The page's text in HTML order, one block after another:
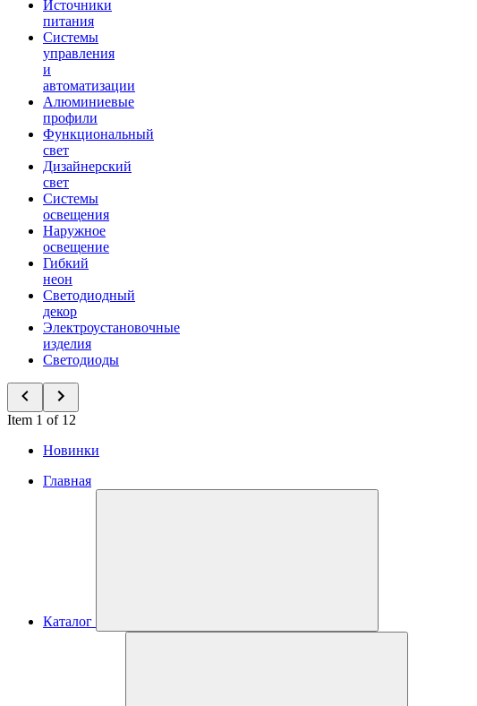
Источники
питания
Системы
управления
и
автоматизации
Алюминиевые
профили
Функциональный
свет
Дизайнерский
свет
Системы
освещения
Наружное
освещение
Гибкий
неон
Светодиодный
декор
Электроустановочные
изделия
Светодиоды
Item 1 of 12
Новинки
Главная
Каталог